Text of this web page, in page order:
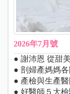
2026年7月號
● 謝沛恩 從甜
● 剖婦產媽媽
● 產檢與生產
● 好醫師５大